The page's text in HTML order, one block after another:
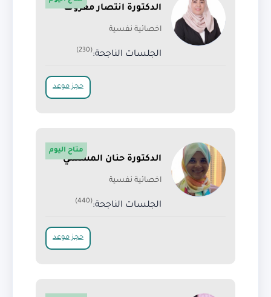
الدكتورة انتصار معروف
اخصائية نفسية
الجلسات الناجحة:(230)
حجز موعد
الدكتورة حنان المسلمي
اخصائية نفسية
الجلسات الناجحة:(440)
متاح اليوم
حجز موعد